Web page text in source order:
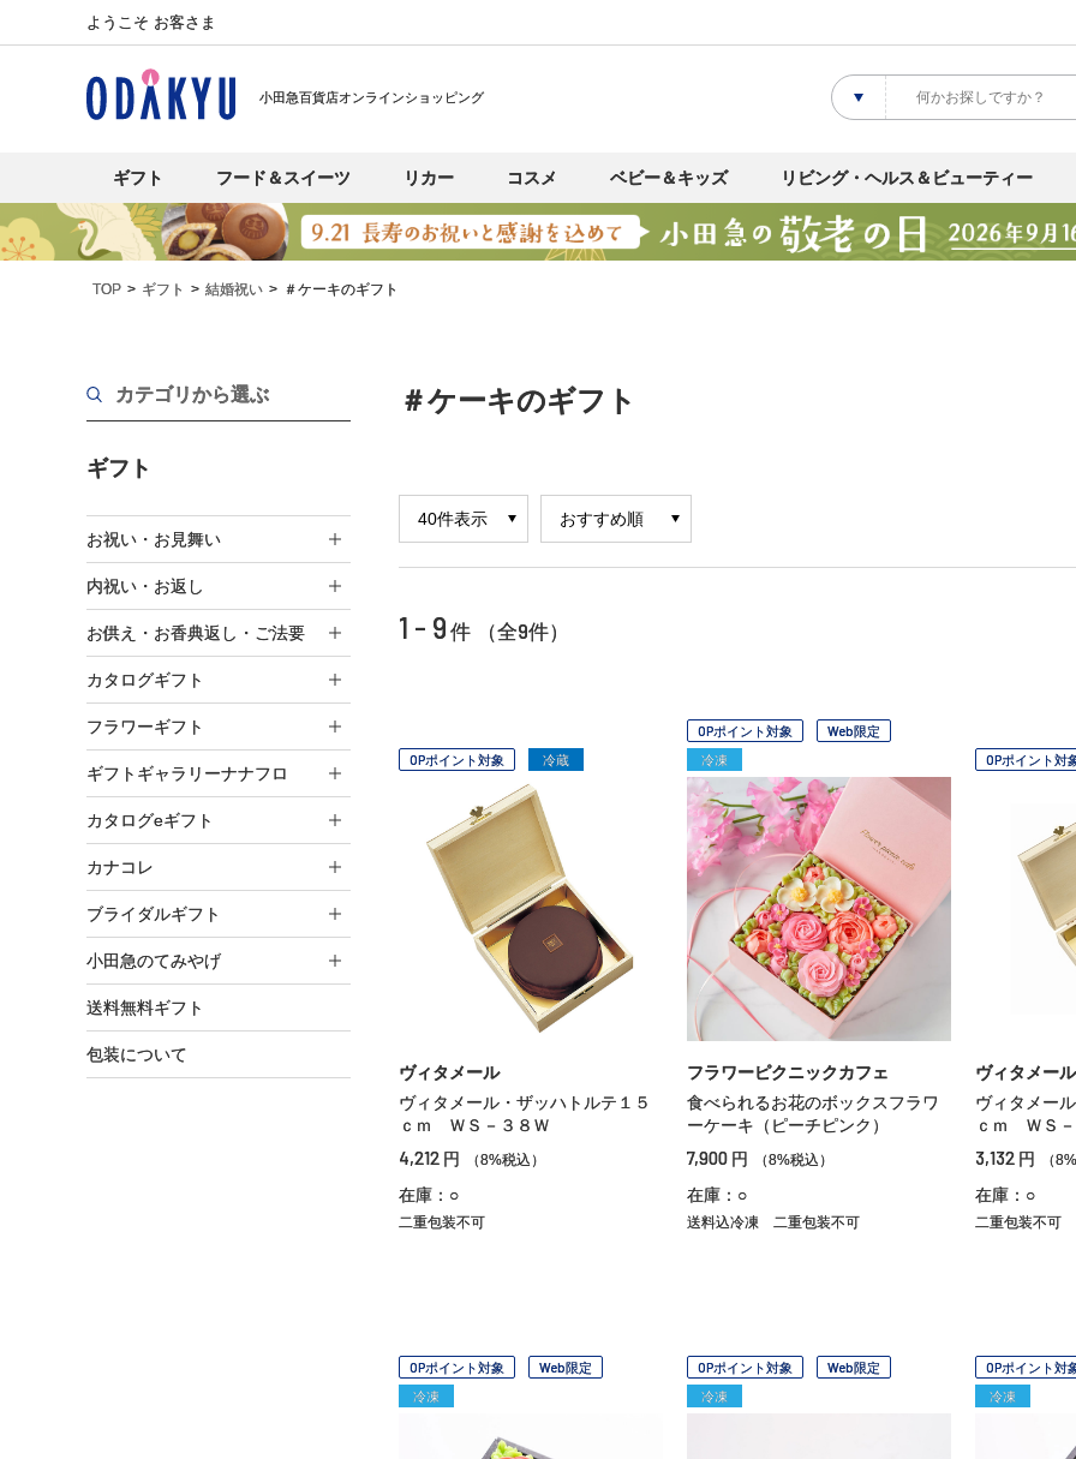
ようこそ お客さま
小田急百貨店オンラインショッピング
ギフト フード＆スイーツ リカー コスメ ベビー＆キッズ リビング・ヘルス＆ビューティー
TOP ギフト 結婚祝い ＃ケーキのギフト
カテゴリから選ぶ
ギフト
お祝い・お見舞い
内祝い・お返し
お供え・お香典返し・ご法要
カタログギフト
フラワーギフト
ギフトギャラリーナナフロ
カタログeギフト
カナコレ
ブライダルギフト
小田急のてみやげ
送料無料ギフト
包装について
＃ケーキのギフト
1 - 9 件 （全9件）
OPポイント対象 冷蔵
ヴィタメール
ヴィタメール・ザッハトルテ１５
ｃｍ ＷＳ－３８Ｗ
4,212 円 （8%税込）
在庫：○
二重包装不可
OPポイント対象
Web限定
冷凍
フラワーピクニックカフェ
食べられるお花のボックスフラワ
ーケーキ（ピーチピンク）
7,900 円 （8%税込）
在庫：○
送料込冷凍 二重包装不可
OPポイント対
ヴィタメール
ヴィタメー
ｃｍ ＷＳ
3,132 円 （
在庫：○
二重包装不可
OPポイント対象
Web限定
冷凍
OPポイント対象
Web限定
冷凍
OPポイント対
冷凍